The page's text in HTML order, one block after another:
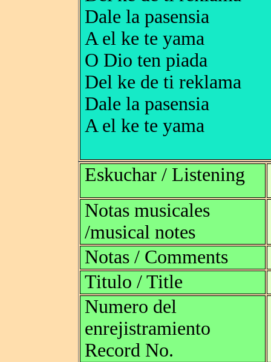
Dale la pasensia
A el ke te yama
O Dio ten piada
Del ke de ti reklama
Dale la pasensia
A el ke te yama
Eskuchar / Listening
Notas musicales
/musical notes
Notas / Comments
Titulo / Title
Numero del
enrejistramiento
Record No.